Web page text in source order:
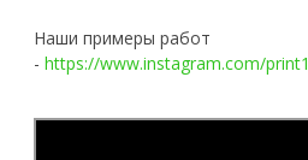
Наши примеры работ
- https://www.instagram.com/